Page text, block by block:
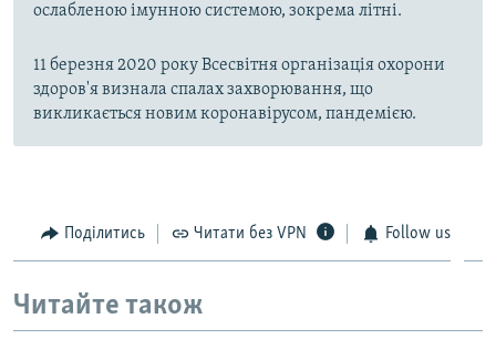
ослабленою імунною системою, зокрема літні.
11 березня 2020 року Всесвітня організація охорони
здоров'я визнала спалах захворювання, що
викликається новим коронавірусом, пандемією.
Поділитись Читати без VPN Follow us
Читайте також